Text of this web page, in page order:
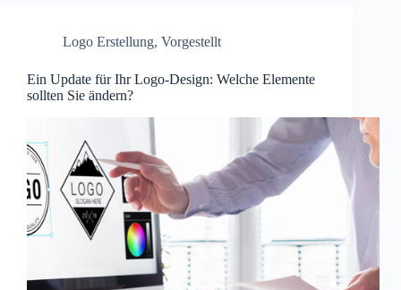
Logo Erstellung, Vorgestellt
Ein Update für Ihr Logo-Design: Welche Elemente
sollten Sie ändern?